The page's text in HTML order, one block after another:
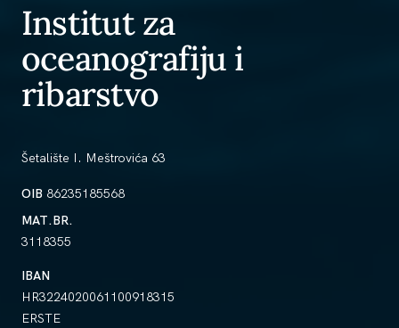
Institut za
oceanografiju i
ribarstvo
Šetalište I. Meštrovića 63
OIB 86235185568
MAT.BR.
3118355
IBAN
HR3224020061100918315
ERSTE